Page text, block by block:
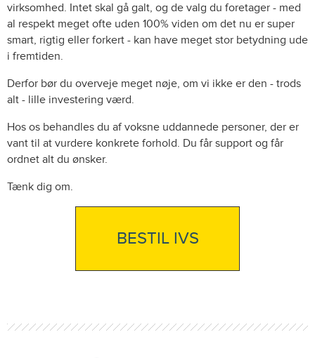
virksomhed. Intet skal gå galt, og de valg du foretager - med
al respekt meget ofte uden 100% viden om det nu er super
smart, rigtig eller forkert - kan have meget stor betydning ude
i fremtiden.
Derfor bør du overveje meget nøje, om vi ikke er den - trods
alt - lille investering værd.
Hos os behandles du af voksne uddannede personer, der er
vant til at vurdere konkrete forhold. Du får support og får
ordnet alt du ønsker.
Tænk dig om.
BESTIL IVS